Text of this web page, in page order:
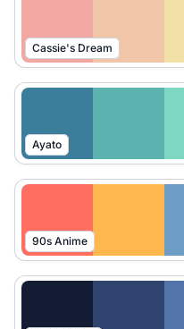
Cassie's Dream
Ayato
90s Anime